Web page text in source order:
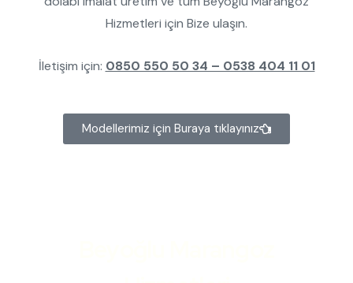
Hizmetleri için Bize ulaşın.
İletişim için: 0850 550 50 34 – 0538 404 11 01
Modellerimiz için Buraya tıklayınız